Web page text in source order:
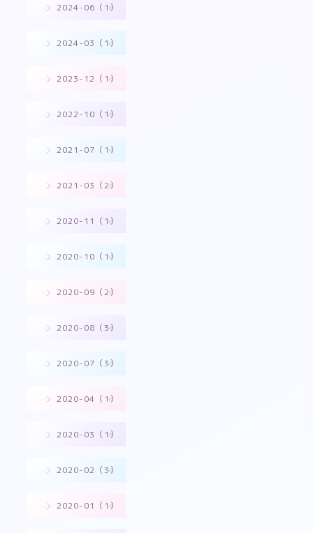
2024-06（1）
2024-03（1）
2023-12（1）
2022-10（1）
2021-07（1）
2021-03（2）
2020-11（1）
2020-10（1）
2020-09（2）
2020-08（3）
2020-07（3）
2020-04（1）
2020-03（1）
2020-02（3）
2020-01（1）